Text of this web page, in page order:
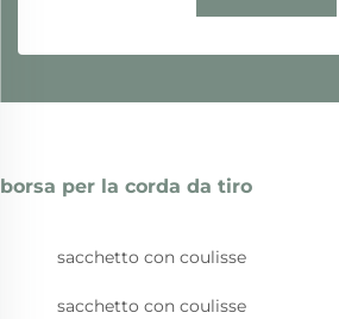
borsa per la corda da tiro
sacchetto con coulisse
sacchetto con coulisse